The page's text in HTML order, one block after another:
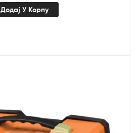
је
је:
Додај У Корпу